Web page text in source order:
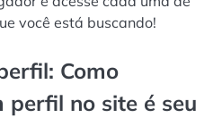
você está buscando!
Como
perfil no site é seu